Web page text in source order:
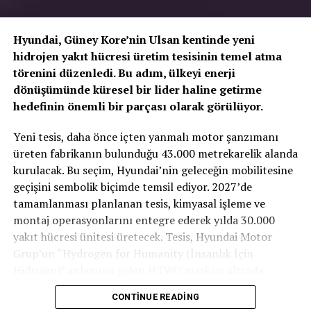
Sport ile Yere Basıyor
Türkiye’nin otomobiliTOGG T10Xgibi yüksek tork
değerlerine sahip elektrikli araçlarda, lastiğin zemine
tutunma kabiliyeti çok daha kritiktir.E-carturkiyeekibi
olarak bizzat deneyimlediğimizPetlas Snowmaster 2
Sport, performans odaklı yapısıyla elektrikli araçların
Hyundai, Güney Kore’nin Ulsan kentinde yeni
hidrojen yakıt hücresi üretim tesisinin temel atma
törenini düzenledi. Bu adım, ülkeyi enerji
dönüşümünde küresel bir lider haline getirme
hedefinin önemli bir parçası olarak görülüyor.
Yeni tesis, daha önce içten yanmalı motor şanzımanı
üreten fabrikanın bulunduğu 43.000 metrekarelik alanda
kurulacak. Bu seçim, Hyundai’nin geleceğin mobilitesine
geçişini sembolik biçimde temsil ediyor. 2027’de
tamamlanması planlanan tesis, kimyasal işleme ve
montaj operasyonlarını entegre ederek yılda 30.000
yakıt hücresi ünitesi üretecek. Tesis, Hyundai Motor
Grup’un “Hydrogen for Humanity (İnsanlık İçin
faaliyet gösterecek.
CONTINUE READING